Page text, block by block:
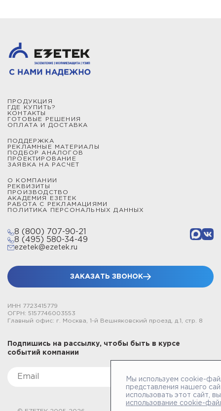
ПРОДУКЦИЯ
ГДЕ КУПИТЬ?
КОНТАКТЫ
ГОТОВЫЕ РЕШЕНИЯ
ОПЛАТА И ДОСТАВКА
ПОДДЕРЖКА
РЕКЛАМНЫЕ МАТЕРИАЛЫ
ПОДБОР АНАЛОГОВ
ПРОЕКТИРОВАНИЕ
ЗАЯВКА НА РАСЧЕТ
О КОМПАНИИ
РЕКВИЗИТЫ
ПРОИЗВОДСТВО
АКАДЕМИЯ ЕЗЕТЕК
РАБОТА С РЕКЛАМАЦИЯМИ
ПОЛИТИКА ПЕРСОНАЛЬНЫХ ДАННЫХ
8 (800) 707-90-21
8 (495) 580-34-49
ezetek@ezetek.ru
ЗАКАЗАТЬ ЗВОНОК
ИНН 7723415779
ОГРН: 5157746003553
Главный офис: г. Москва, 1-й Вешняковский проезд, д.1, стр. 8
Подпишись на рассылку, чтобы быть в курсе
событий компании
Мы используем cookie-
представления нашего
использовать этот сайт,
использование cookie-